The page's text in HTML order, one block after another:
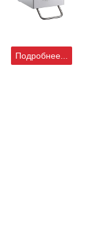
Подробнее...